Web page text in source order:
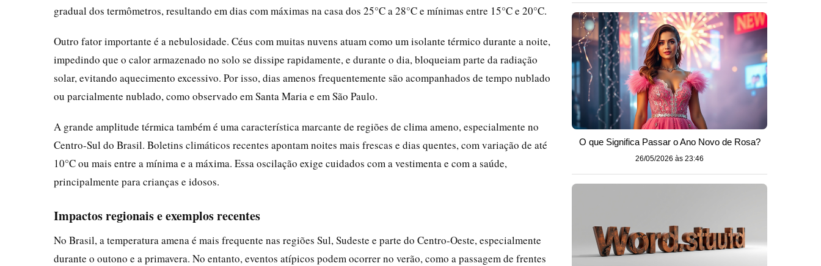
gradual dos termômetros, resultando em dias com máximas na casa dos 25°C a 28°C e mínimas entre 15°C e 20°C.
Outro fator importante é a nebulosidade. Céus com muitas nuvens atuam como um isolante térmico durante a noite,
impedindo que o calor armazenado no solo se dissipe rapidamente, e durante o dia, bloqueiam parte da radiação
solar, evitando aquecimento excessivo. Por isso, dias amenos frequentemente são acompanhados de tempo nublado
ou parcialmente nublado, como observado em Santa Maria e em São Paulo.
A grande amplitude térmica também é uma característica marcante de regiões de clima ameno, especialmente no
Centro-Sul do Brasil. Boletins climáticos recentes apontam noites mais frescas e dias quentes, com variação de até
10°C ou mais entre a mínima e a máxima. Essa oscilação exige cuidados com a vestimenta e com a saúde,
principalmente para crianças e idosos.
Impactos regionais e exemplos recentes
No Brasil, a temperatura amena é mais frequente nas regiões Sul, Sudeste e parte do Centro-Oeste, especialmente
durante o outono e a primavera. No entanto, eventos atípicos podem ocorrer no verão, como a passagem de frentes
O que Significa Passar o Ano Novo de Rosa?
26/05/2026 às 23:46